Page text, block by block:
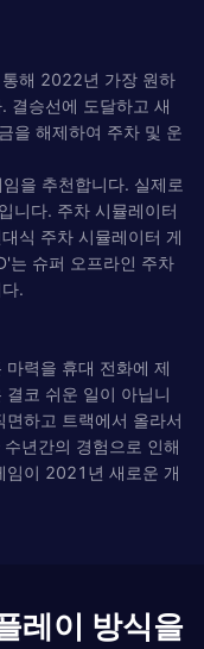
해 2022년 가장 원하
결승선에 도달하고 새
을 해제하여 주차 및 운
을 추천합니다. 실제로
니다. 주차 시뮬레이터
식 주차 시뮬레이터 게
는 슈퍼 오프라인 주차
.
력을 휴대 전화에 제
코 쉬운 일이 아닙니
하고 트랙에서 올라서
년간의 경험으로 인해
임이 2021년 새로운 개
레이 방식을